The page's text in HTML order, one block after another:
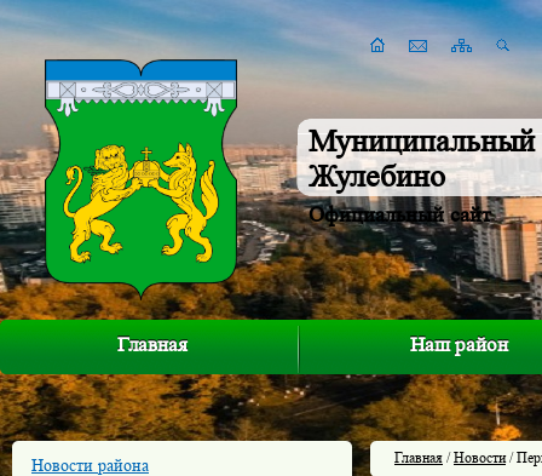
Муниципальный
Жулебино
Официальный сайт
Главная Наш район
Новости района
Главная /Новости/